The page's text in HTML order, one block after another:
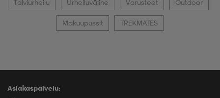
Talviurheilu Urheiluväline Varusteet Outdoor
Makuupussit TREKMATES
Asiakaspalvelu: